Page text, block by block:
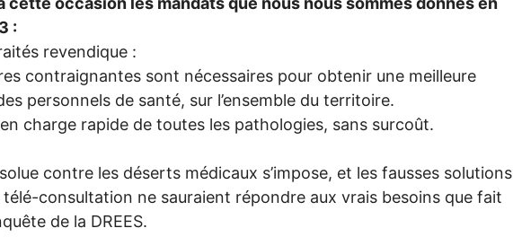
:
revendique :
contraignantes sont nécessaires pour obtenir une meilleure
personnels de santé, sur l’ensemble du territoire.
charge rapide de toutes les pathologies, sans surcoût.
contre les déserts médicaux s’impose, et les fausses solutions
télé-consultation ne sauraient répondre aux vrais besoins que fait
de la DREES.